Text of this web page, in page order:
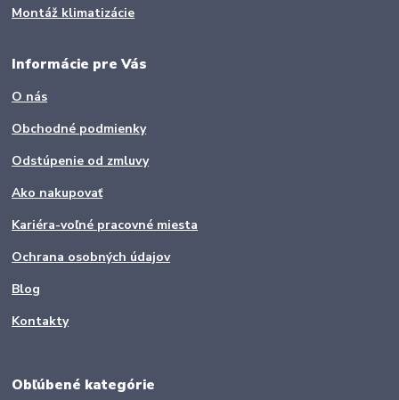
Montáž klimatizácie
Informácie pre Vás
O nás
Obchodné podmienky
Odstúpenie od zmluvy
Ako nakupovať
Kariéra-voľné pracovné miesta
Ochrana osobných údajov
Blog
Kontakty
Obľúbené kategórie